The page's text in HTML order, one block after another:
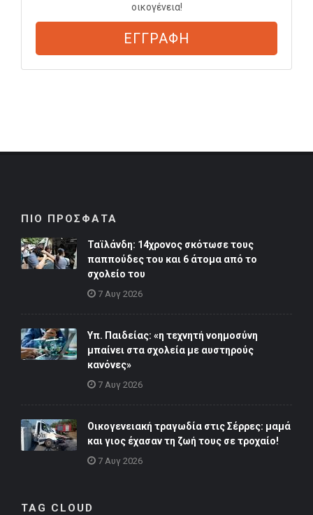
οικογένεια!
ΕΓΓΡΑΦΗ
ΠΙΟ ΠΡΟΣΦΑΤΑ
Ταϊλάνδη: 14χρονος σκότωσε τους
παππούδες του και 6 άτομα από το
σχολείο του
7 Αυγ 2026
Υπ. Παιδείας: «η τεχνητή νοημοσύνη
μπαίνει στα σχολεία με αυστηρούς
κανόνες»
7 Αυγ 2026
Οικογενειακή τραγωδία στις Σέρρες: μαμά
και γιος έχασαν τη ζωή τους σε τροχαίο!
7 Αυγ 2026
TAG CLOUD